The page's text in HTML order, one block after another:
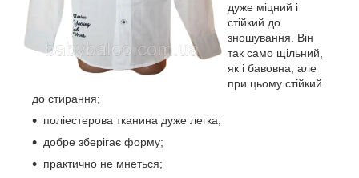
дуже міцний і
стійкий до
зношування. Він
так само щільний,
як і бавовна, але
при цьому стійкий
до стирання;
поліестерова тканина дуже легка;
добре зберігає форму;
практично не мнеться;